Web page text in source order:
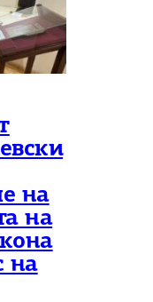
на
на
на